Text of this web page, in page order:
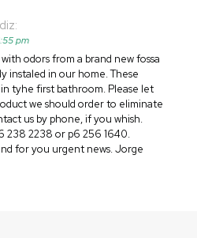
diz:
pm
odors from a brand new fossa
instaled in our home. These
tyhe first bathroom. Please let
we should order to eliminate
us by phone, if you whish.
238 2238 or p6 256 1640.
for you urgent news. Jorge